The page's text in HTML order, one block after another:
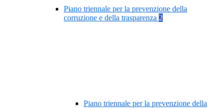
Piano triennale per la prevenzione della
corruzione e della trasparenza 2
Piano triennale per la prevenzione della